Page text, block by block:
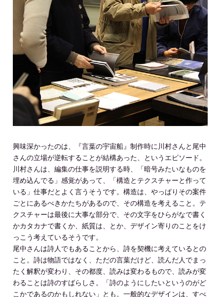
興味深かったのは、『言葉の宇宙船』制作時に川村さんと尾中
さんの立場が逆転することが結構あった、というエピソード。
川村さんは、編集の仕事を説明する時、「暗号みたいなものを
埋め込んでる」感覚があって、「構造とテクスチャーと作って
いる」仕事だとよく言うそうです。構造は、やっぱりその案件
ごとにあるべきかたちがあるので、その構造を考えること。テ
クスチャーは最後に大事な部分で、その文字をひらがなで書く
かカタカナで書くか、紙質は、とか、デザイン寄りのことをけ
っこう考えているそうです。
尾中さんは詩人でもあることから、詩を契機に考えているとの
こと。詩は物語ではなく、ただの言葉だけど、読んだ人でまっ
たく解釈が変わり、その都度、読みは変わるもので、読みが変
わることは詩のすばらしさ。「詩のようにしたいというのがど
こかであるのかもしれない」とも。一般的なデザインは、すべ